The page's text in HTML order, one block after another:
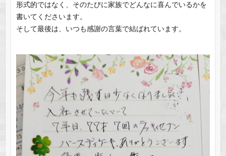
形式的ではなく、そのたびに家族でどんなに喜んでいるかを
書いてくださいます。
そして最後は、いつも感謝の言葉で結ばれています。